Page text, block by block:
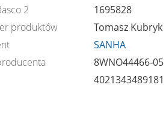
2
1695828
produktów
Tomasz Kubryk
SANHA
8WNO44466-05
4021343489181